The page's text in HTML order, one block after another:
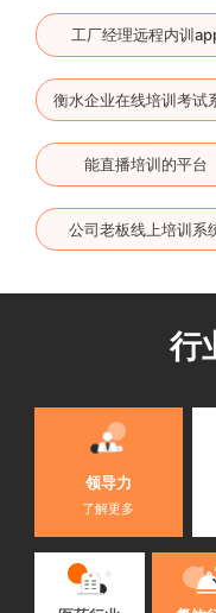
工厂经理远程内训
衡水企业在线培训考试
能直播培训的平台
公司老板线上培训系
行
领导力
了解更多